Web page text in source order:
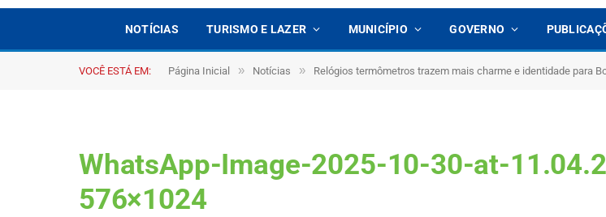
NOTÍCIAS TURISMO E LAZER MUNICÍPIO GOVERNO
VOCÊ ESTÁ EM: Página Inicial » Notícias » Relógios termômetros trazem mais charme e identidade para
WhatsApp-Image-2025-10-30-at-
576×1024